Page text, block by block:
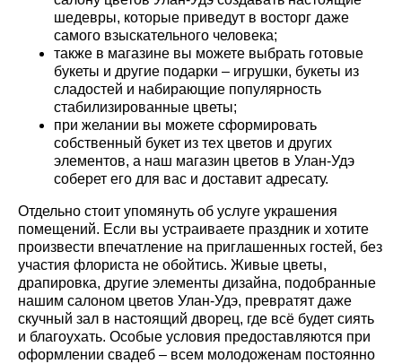
шедевры, которые приведут в восторг даже
самого взыскательного человека;
также в магазине вы можете выбрать готовые
букеты и другие подарки – игрушки, букеты из
сладостей и набирающие популярность
стабилизированные цветы;
при желании вы можете сформировать
собственный букет из тех цветов и других
элементов, а наш магазин цветов в Улан-Удэ
соберет его для вас и доставит адресату.
Отдельно стоит упомянуть об услуге украшения
помещений. Если вы устраиваете праздник и хотите
произвести впечатление на приглашенных гостей, без
участия флориста не обойтись. Живые цветы,
драпировка, другие элементы дизайна, подобранные
нашим салоном цветов Улан-Удэ, превратят даже
скучный зал в настоящий дворец, где всё будет сиять
и благоухать. Особые условия предоставляются при
оформлении свадеб – всем молодоженам постоянно